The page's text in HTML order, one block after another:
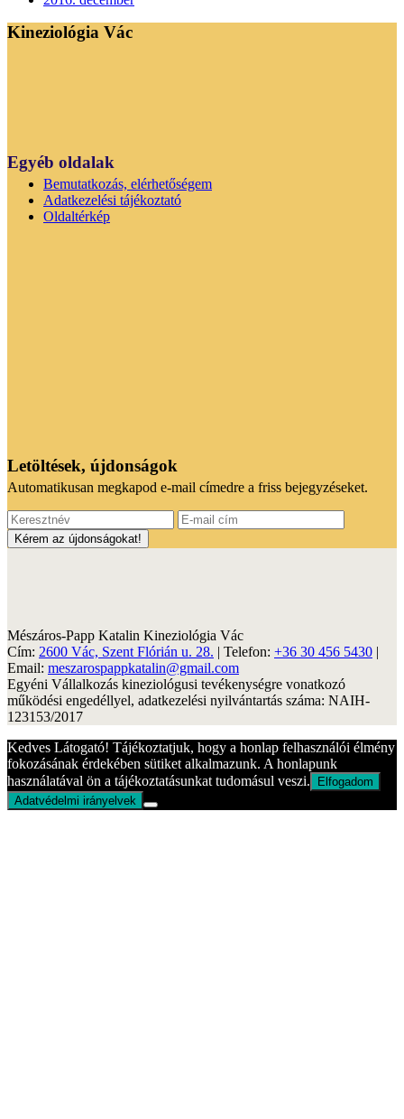
Kineziológia Vác
Egyéb oldalak
Bemutatkozás, elérhetőségem
Adatkezelési tájékoztató
Oldaltérkép
Letöltések, újdonságok
Automatikusan megkapod e-mail címedre a friss bejegyzéseket.
Mészáros-Papp Katalin Kineziológia Vác
Cím: 2600 Vác, Szent Flórián u. 28. | Telefon: +36 30 456 5430 |
Email: meszarospappkatalin@gmail.com
Egyéni Vállalkozás kineziológusi tevékenységre vonatkozó
működési engedéllyel, adatkezelési nyilvántartás száma: NAIH-
123153/2017
Kedves Látogató! Tájékoztatjuk, hogy a honlap felhasználói élmény
fokozásának érdekében sütiket alkalmazunk. A honlapunk
használatával ön a tájékoztatásunkat tudomásul veszi.
Elfogadom
Adatvédelmi irányelvek